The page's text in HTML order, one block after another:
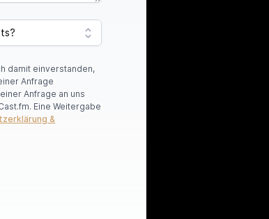
damit einverstanden,
Anfrage
Anfrage an uns
Eine Weitergabe
&